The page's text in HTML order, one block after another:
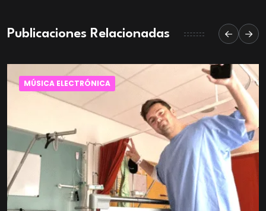
Publicaciones Relacionadas
MÚSICA ELECTRÓNICA